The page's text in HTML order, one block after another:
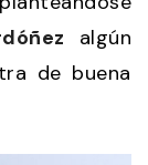
algún
de buena